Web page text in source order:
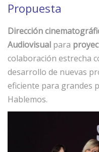
Propuesta
Dirección
Audiovisual para
colaboración estrecha
desarrollo de nuevas
eficiente para grandes
Hablemos.